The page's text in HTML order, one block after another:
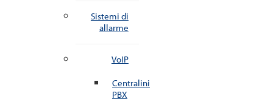
Sistemi di
allarme
VoIP
Centralini
PBX